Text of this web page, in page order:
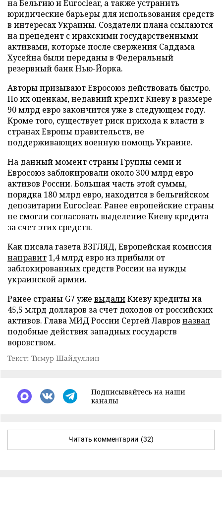
на Бельгию и Euroclear, а также устранить
юридические барьеры для использования средств
в интересах Украины. Создатели плана ссылаются
на прецедент с иракскими государственными
активами, которые после свержения Саддама
Хусейна были переданы в Федеральный
резервный банк Нью-Йорка.
Авторы призывают Евросоюз действовать быстро.
По их оценкам, недавний кредит Киеву в размере
90 млрд евро закончится уже в следующем году.
Кроме того, существует риск прихода к власти в
странах Европы правительств, не
поддерживающих военную помощь Украине.
На данный момент страны Группы семи и
Евросоюз заблокировали около 300 млрд евро
активов России. Большая часть этой суммы,
порядка 180 млрд евро, находится в бельгийском
депозитарии Euroclear. Ранее европейские страны
не смогли согласовать выделение Киеву кредита
за счет этих средств.
Как писала газета ВЗГЛЯД, Европейская комиссия
направит 1,4 млрд евро из прибыли от
заблокированных средств России на нужды
украинской армии.
Ранее страны G7 уже выдалиКиеву кредиты на
45,5 млрд долларов за счет доходов от российских
активов. Глава МИД России Сергей Лавров назвал
подобные действия западных государств
воровством.
Текст: Тимур Шайдуллин
Подписывайтесь на наши
каналы
Читать комментарии (32)